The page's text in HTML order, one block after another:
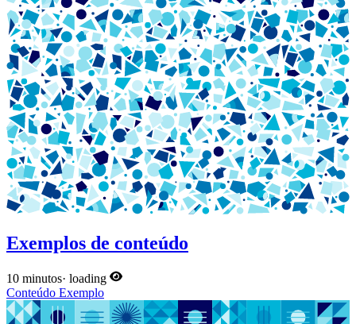
Exemplos de conteúdo
10 minutos· loading
Conteúdo Exemplo